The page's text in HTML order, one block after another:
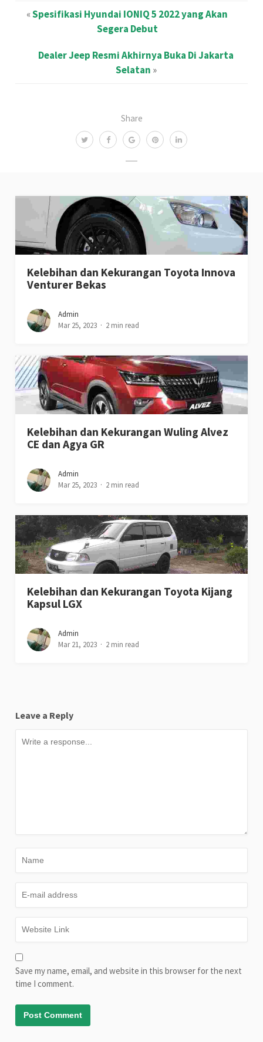
Share
«Spesifikasi Hyundai IONIQ 5 2022 yang Akan
Segera Debut
Dealer Jeep Resmi Akhirnya Buka Di Jakarta
Selatan »
Kelebihan dan Kekurangan Toyota Innova
Venturer Bekas
Admin
Mar 25, 2023
2 min read
Kelebihan dan Kekurangan Wuling Alvez
CE dan Agya GR
Admin
Mar 25, 2023
2 min read
Kelebihan dan Kekurangan Toyota Kijang
Kapsul LGX
Admin
Mar 21, 2023
2 min read
Leave a Reply
Save my name, email, and website in this browser for the next
time I comment.